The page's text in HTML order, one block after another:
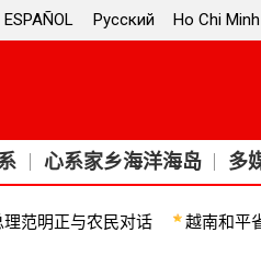
ESPAÑOL Pусский Ho Chi Minh
心系家乡海洋海岛 多
明正与农民对话 越南和平省